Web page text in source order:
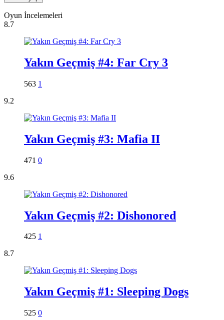
Oyun İncelemeleri
8.7
Yakın Geçmiş #4: Far Cry 3
563 1
9.2
Yakın Geçmiş #3: Mafia II
471 0
9.6
Yakın Geçmiş #2: Dishonored
425 1
8.7
Yakın Geçmiş #1: Sleeping Dogs
525 0